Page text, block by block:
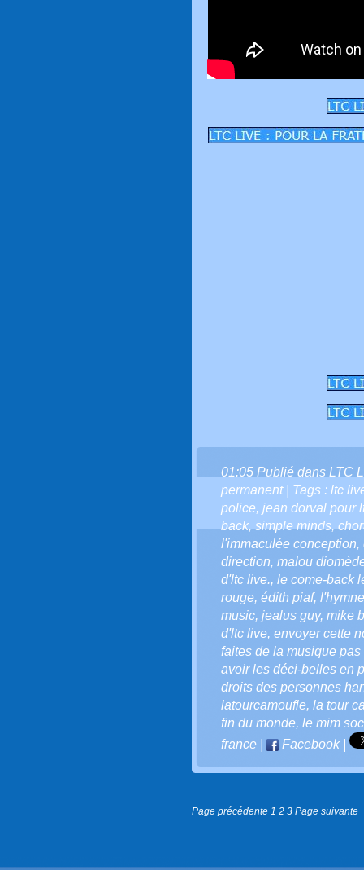
01:05 Publié dans LTC
permanent| Tags : ltc
police, jean dorval pour
back,simple minds,
l'immaculée conception,
direction, malou
d'ltc live., le come-back
rouge, édith piaf,
music, jealus guy, mike
d'ltc live, envoyer cette
faites de la musique
avoir les déci-belles en
droits des personnes
latourcamoufle, la tour
fin du monde, le mim
france
Facebook|
Page précédente 1 2 3 Page suivante